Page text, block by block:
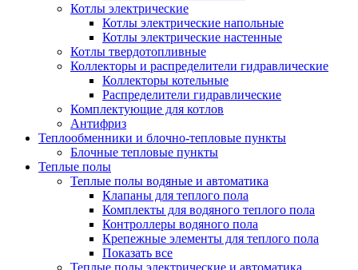
Котлы электрические
Котлы электрические напольные
Котлы электрические настенные
Котлы твердотопливные
Коллекторы и распределители гидравлические
Коллекторы котельные
Распределители гидравлические
Комплектующие для котлов
Антифриз
Теплообменники и блочно-тепловые пункты
Блочные тепловые пункты
Теплые полы
Теплые полы водяные и автоматика
Клапаны для теплого пола
Комплекты для водяного теплого пола
Контроллеры водяного пола
Крепежные элементы для теплого пола
Показать все
Теплые полы электрические и автоматика